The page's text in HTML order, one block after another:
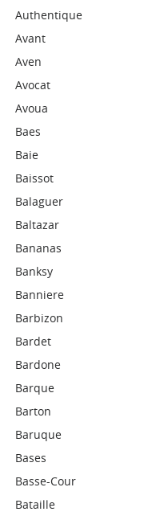
Authentique
Avant
Aven
Avocat
Avoua
Baes
Baie
Baissot
Balaguer
Baltazar
Bananas
Banksy
Banniere
Barbizon
Bardet
Bardone
Barque
Barton
Baruque
Bases
Basse-Cour
Bataille